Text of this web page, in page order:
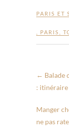
PARIS ET
PARIS
← Balade
: itinéraire
Manger
ne pas